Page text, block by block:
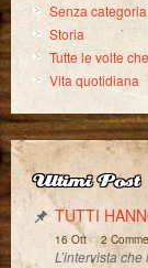
Senza categoria
Storia
Tutte le volte
Vita quotidiana
Ultimi Post
TUTTI
16 Ott-2
L’intervista